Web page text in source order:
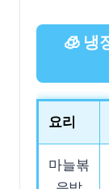
🧊 냉
요리
마늘볶